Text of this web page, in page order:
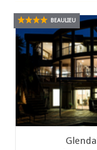
BEAULIEU